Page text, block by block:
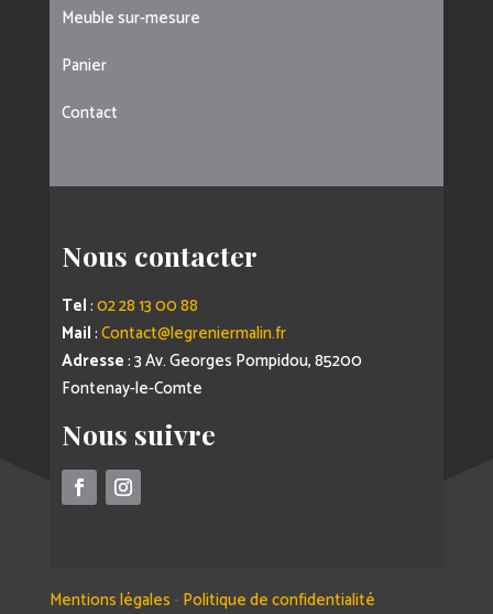
Meuble sur-mesure
Panier
Contact
Nous contacter
Tel:02 28 13 00 88
Mail:Contact@legreniermalin.fr
Adresse: 3 Av. Georges Pompidou, 85200
Fontenay-le-Comte
Nous suivre
Mentions légales - Politique de confidentialité